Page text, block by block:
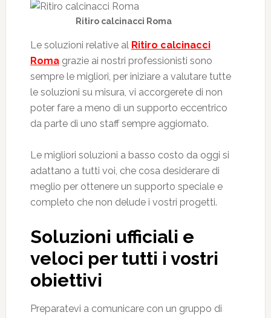
Ritiro calcinacci Roma
Le soluzioni relative al Ritiro calcinacci
Romagrazie ai nostri professionisti sono
sempre le migliori, per iniziare a valutare tutte
le soluzioni su misura, vi accorgerete di non
poter fare a meno di un supporto eccentrico
da parte di uno staff sempre aggiornato.
Le migliori soluzioni a basso costo da oggi si
adattano a tutti voi, che cosa desiderare di
meglio per ottenere un supporto speciale e
completo che non delude i vostri progetti.
Soluzioni ufficiali e
veloci per tutti i vostri
obiettivi
Preparatevi a comunicare con un gruppo di